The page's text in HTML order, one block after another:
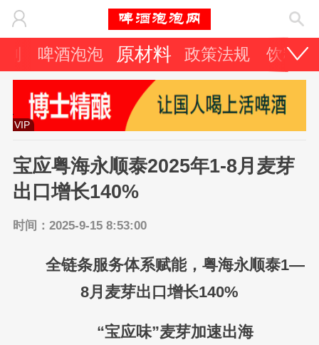
啤酒泡泡 原材料 政策法规 饮料
VIP
宝应粤海永顺泰2025年1-8月麦芽
出口增长140%
时间：2025-9-15 8:53:00
全链条服务体系赋能，粤海永顺泰1—
8月麦芽出口增长140%
“宝应味”麦芽加速出海